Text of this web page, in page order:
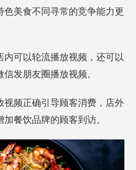
色美食不同寻常的竞争能力更
内可以轮流播放视频，还可以
发朋友圈播放视频。
视频正确引导顾客消费，店外
餐饮品牌的顾客到访。